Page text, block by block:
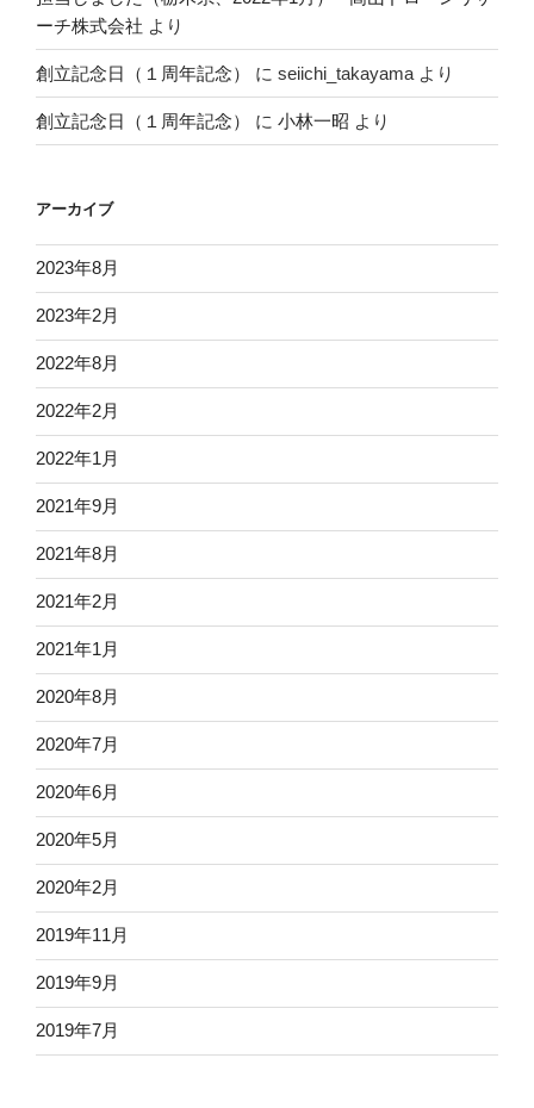
ーチ株式会社 より
創立記念日（１周年記念） に seiichi_takayama より
創立記念日（１周年記念） に 小林一昭 より
アーカイブ
2023年8月
2023年2月
2022年8月
2022年2月
2022年1月
2021年9月
2021年8月
2021年2月
2021年1月
2020年8月
2020年7月
2020年6月
2020年5月
2020年2月
2019年11月
2019年9月
2019年7月